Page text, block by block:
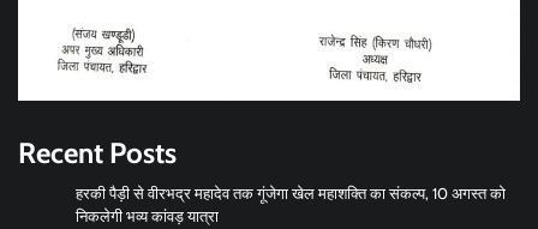
Recent Posts
हरकी पैड़ी से वीरभद्र महादेव तक गूंजेगा खेल महाशक्ति का संकल्प, 10 अगस्त को
निकलेगी भव्य कांवड़ यात्रा